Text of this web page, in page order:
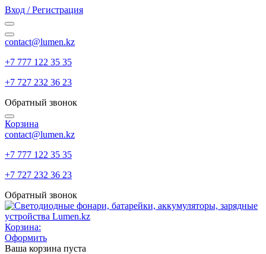
Вход / Регистрация
contact@lumen.kz
+7 777 122 35 35
+7 727 232 36 23
Обратный звонок
Корзина
contact@lumen.kz
+7 777 122 35 35
+7 727 232 36 23
Обратный звонок
Корзина:
Оформить
Ваша корзина пуста